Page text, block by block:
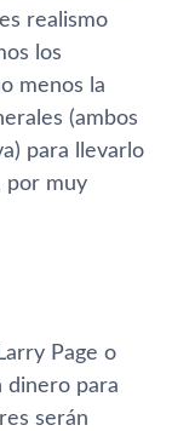
realismo
los
menos la
(ambos
para llevarlo
por muy
Page o
dinero para
serán